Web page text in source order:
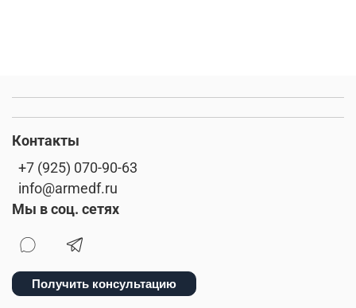
Контакты
+7 (925) 070-90-63
info@armedf.ru
Мы в соц. сетях
Получить консультацию